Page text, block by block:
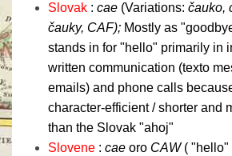
Slovak : cae (Variations: čauko,
čauky, CAF); Mostly as
stands in for "hello" primarily in
written communication (texto
emails) and phone calls
character-efficient / shorter and
than the Slovak "ahoj"
Slovene : cae oro CAW( "hello"